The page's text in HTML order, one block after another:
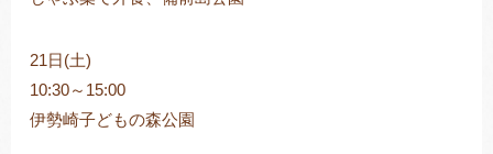
21日(土)
10:30～15:00
伊勢崎子どもの森公園